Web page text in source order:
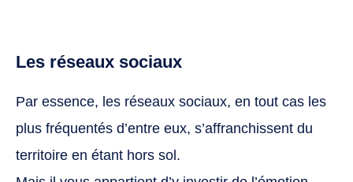
Les réseaux sociaux
Par essence, les réseaux sociaux, en tout cas les
plus fréquentés d’entre eux, s’affranchissent du
territoire en étant hors sol.